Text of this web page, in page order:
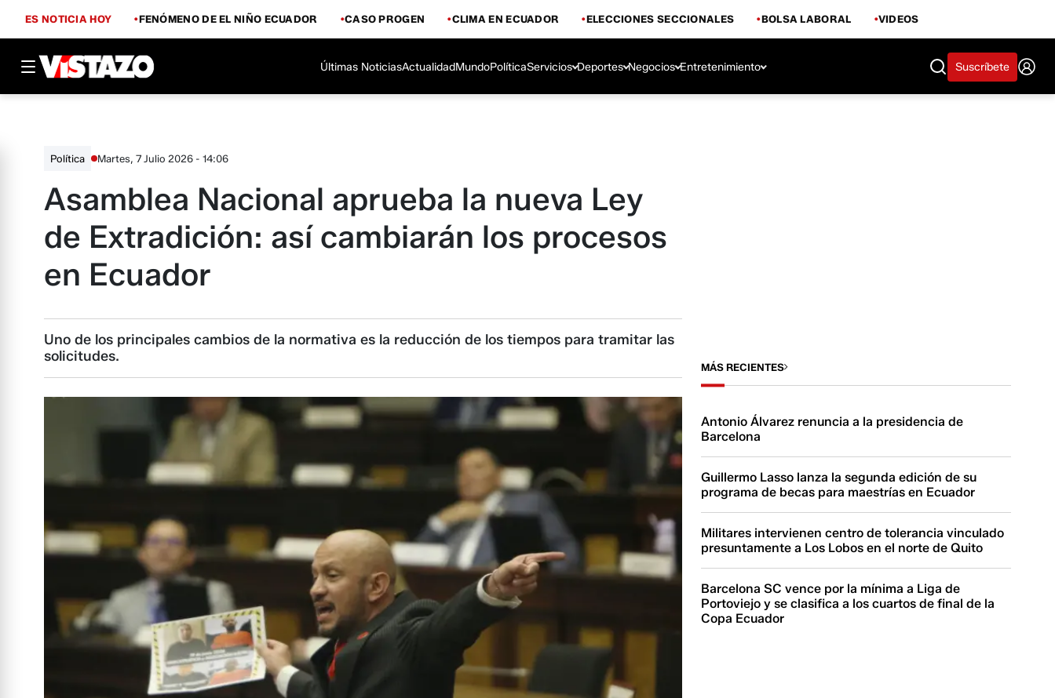
ES NOTICIA HOY FENÓMENO DE EL NIÑO ECUADOR CASO PROGEN CLIMA EN ECUADOR ELECCIONES SECCIONALES BOLSA LABORAL VIDEOS
Últimas NoticiasActualidadMundoPolíticaServicios Deportes Negocios Entretenimiento Suscríbete
Política Martes, 7 Julio 2026 - 14:06
Asamblea Nacional aprueba la nueva Ley
de Extradición: así cambiarán los procesos
en Ecuador
Uno de los principales cambios de la normativa es la reducción de los tiempos para tramitar las
solicitudes.
MÁS RECIENTES
Antonio Álvarez renuncia a la presidencia de
Barcelona
Guillermo Lasso lanza la segunda edición de su
programa de becas para maestrías en Ecuador
Militares intervienen centro de tolerancia vinculado
presuntamente a Los Lobos en el norte de Quito
Barcelona SC vence por la mínima a Liga de
Portoviejo y se clasifica a los cuartos de final de la
Copa Ecuador